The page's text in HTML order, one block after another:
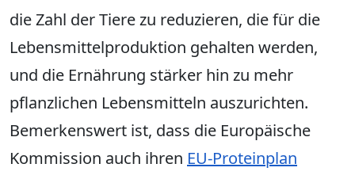
die Zahl der Tiere zu reduzieren, die für die
Lebensmittelproduktion gehalten werden,
und die Ernährung stärker hin zu mehr
pflanzlichen Lebensmitteln auszurichten.
Bemerkenswert ist, dass die Europäische
Kommission auch ihren EU-Proteinplan